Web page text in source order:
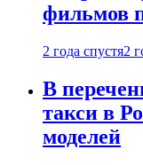
фильмов
2 года спустя2
В
такси в
моделей